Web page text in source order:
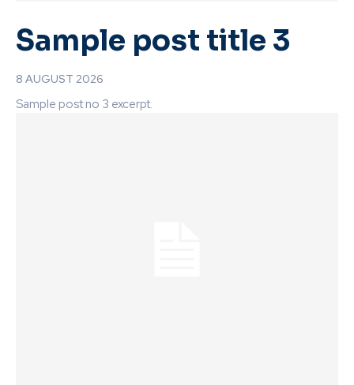
Sample post title 3
8 AUGUST 2026
Sample post no 3 excerpt.